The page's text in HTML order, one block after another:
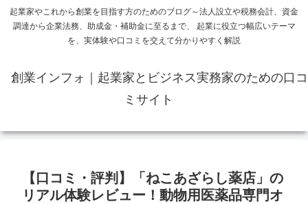
起業家やこれから創業を目指す方のためのブログ～法人設立や税務会計、資金
調達から企業法務、助成金・補助金に至るまで、 起業に役立つ幅広いテーマ
を、実体験や口コミを交えて分かりやすく解説
創業インフォ｜起業家とビジネス実務家のための口コ
ミサイト
【口コミ・評判】「ねこあざらし薬店」の
リアル体験レビュー！動物用医薬品専門オ